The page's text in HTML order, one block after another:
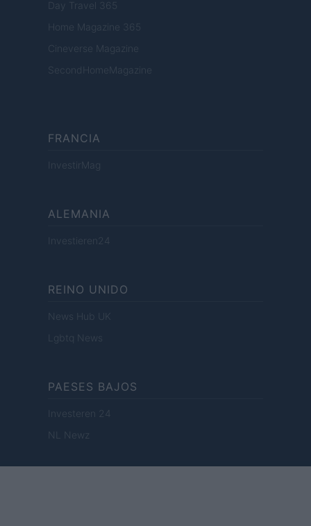
Day Travel 365
Home Magazine 365
Cineverse Magazine
SecondHomeMagazine
FRANCIA
InvestirMag
ALEMANIA
Investieren24
REINO UNIDO
News Hub UK
Lgbtq News
PAESES BAJOS
Investeren 24
NL Newz